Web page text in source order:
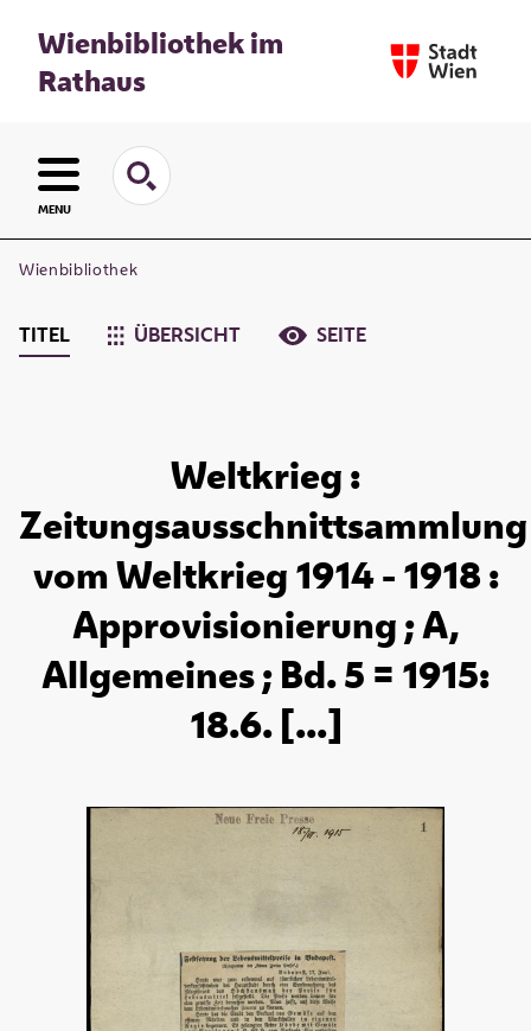
Wienbibliothek im
Rathaus
MENU
Wienbibliothek
TITEL ÜBERSICHT SEITE
Weltkrieg :
Zeitungsausschnittsammlung
vom Weltkrieg 1914 - 1918 :
Approvisionierung ; A,
Allgemeines ; Bd. 5 = 1915:
18.6. [...]